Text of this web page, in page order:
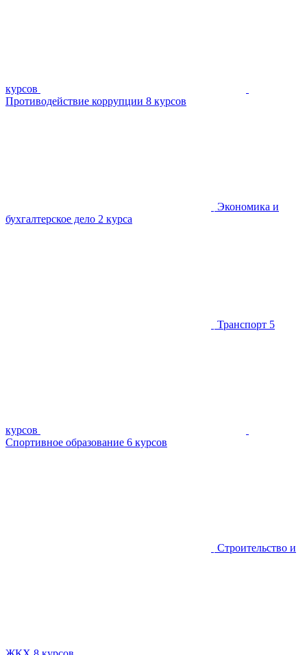
курсов
Противодействие коррупции 8 курсов
Экономика и
бухгалтерское дело 2 курса
Транспорт 5
курсов
Спортивное образование 6 курсов
Строительство и